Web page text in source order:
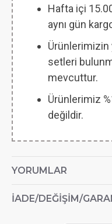
Hafta içi
aynı gün
Ürünlerimizin
setleri
mevcuttur.
Ürünlerimiz
değildir.
YORUMLAR
İADE/DEĞIŞIM/